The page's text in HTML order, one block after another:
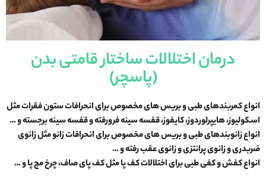
درمان اختلالات ساختار قامتی بدن
(پاسچر)
انواع کمربندهای طبی و بریس های مخصوص برای انحرافات ستون فقرات مثل
اسکولیوز، هایپرلوردوز، کایفوز، قفسه سینه فرورفته و قفسه سینه برجسته و …
انواع زانوبندهای طبی و بریس های مخصوص برای انحرافات زانو مثل زانوی
ضربدری و زانوی پرانتزی و زانوی عقب رفته و …
انواع کفش و کفی طبی برای اختلالات کف پا مثل کف پای صاف، چرخ مچ پا و …